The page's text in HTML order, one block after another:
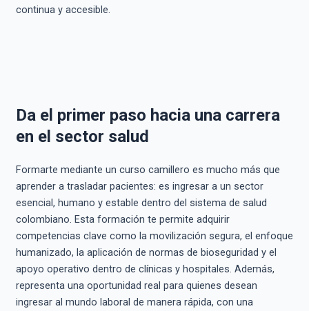
continua y accesible.
Da el primer paso hacia una carrera
en el sector salud
Formarte mediante un curso camillero es mucho más que
aprender a trasladar pacientes: es ingresar a un sector
esencial, humano y estable dentro del sistema de salud
colombiano. Esta formación te permite adquirir
competencias clave como la movilización segura, el enfoque
humanizado, la aplicación de normas de bioseguridad y el
apoyo operativo dentro de clínicas y hospitales. Además,
representa una oportunidad real para quienes desean
ingresar al mundo laboral de manera rápida, con una